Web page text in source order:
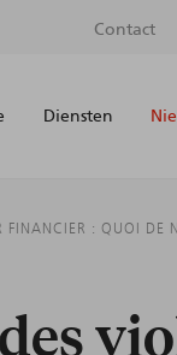
Contact
Diensten
FINANCIER : QUOI DE